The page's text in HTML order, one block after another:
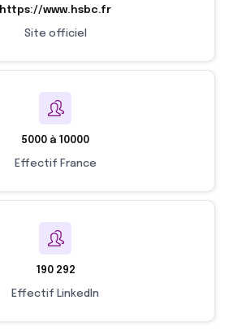
https://www.hsbc.fr
Site officiel
5000 à 10000
Effectif France
190 292
Effectif LinkedIn